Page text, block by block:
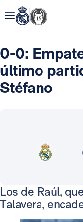
0-0:
último
Stéfano
Los de Raúl,
Talavera,